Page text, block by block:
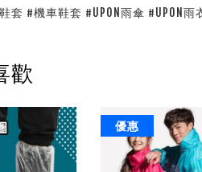
套 #機車鞋套 #UPON雨傘 #UPON雨
歡
優惠